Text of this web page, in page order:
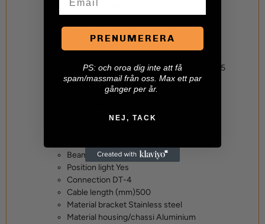
Type of Product
Voltage (V DC)10-40V DC
Consumption (W)91
position light: 5,5 Amber position light: 14,5
Theoretical lumen16000
Actual lumen6316
6000
Beam patternCombo
Position lightYes
Connection DT-4
Cable length (mm)500
Material bracket Stainless steel
Material housing/chassi Aluminium
PRENUMERERA
PS: och oroa dig inte att få
spam/massmail från oss. Max ett par
gånger per år.
NEJ, TACK